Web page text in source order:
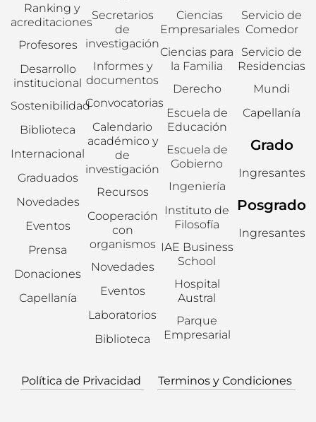
Ranking y
acreditaciones
Profesores
Desarrollo
institucional
Sostenibilidad
Biblioteca
Internacional
Graduados
Novedades
Eventos
Prensa
Donaciones
Capellanía
Secretarios
de
investigación
Informes y
documentos
Convocatorias
Calendario
académico y
de
investigación
Recursos
Cooperación
con
organismos
Novedades
Eventos
Laboratorios
Biblioteca
Ciencias
Empresariales
Ciencias para
la Familia
Derecho
Escuela de
Educación
Escuela de
Gobierno
Ingeniería
Instituto de
Filosofía
IAE Business
School
Hospital
Austral
Parque
Empresarial
Servicio de
Comedor
Servicio de
Residencias
Mundi
Capellanía
Grado
Ingresantes
Posgrado
Ingresantes
Política de Privacidad Terminos y Condiciones